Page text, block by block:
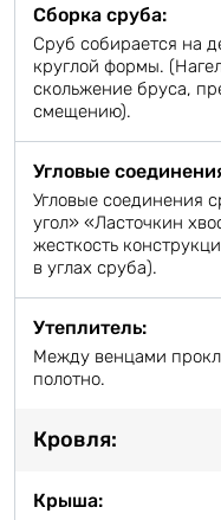
Сборка сруба:
Сруб собирается на
круглой формы.
скольжение бруса,
смещению).
Угловые
Угловые соединения
угол» «Ласточкин
жесткость
в углах сруба).
Утеплитель:
Между венцами
полотно.
Кровля:
Крыша: